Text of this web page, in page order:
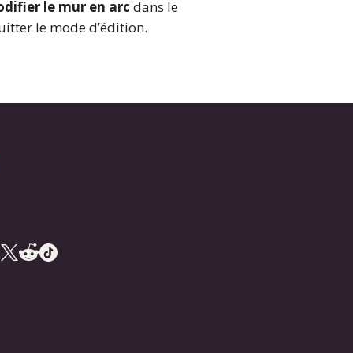
le mur en arc dans le
le mode d’édition.